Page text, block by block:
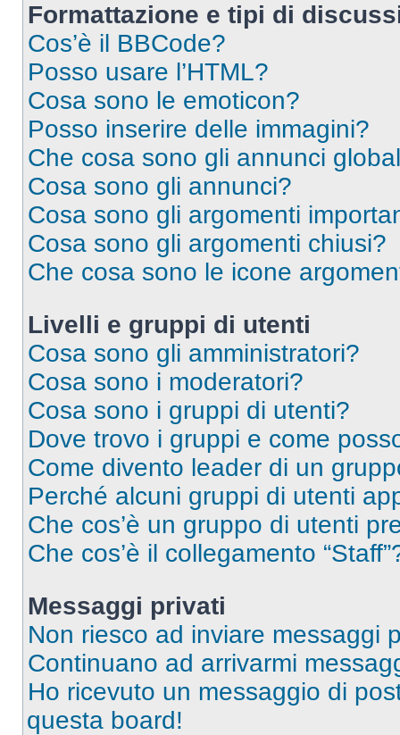
Formattazione e tipi di
Cos’è il BBCode?
Posso usare l’HTML?
Cosa sono le emoticon?
Posso inserire delle immagini?
Che cosa sono gli annunci
Cosa sono gli annunci?
Cosa sono gli argomenti
Cosa sono gli argomenti chiusi?
Che cosa sono le icone
Livelli e gruppi di utenti
Cosa sono gli amministratori?
Cosa sono i moderatori?
Cosa sono i gruppi di utenti?
Dove trovo i gruppi e come
Come divento leader di un
Perché alcuni gruppi di utenti
Che cos’è un gruppo di utenti
Che cos’è il collegamento
Messaggi privati
Non riesco ad inviare messaggi
Continuano ad arrivarmi
Ho ricevuto un messaggio di
questa board!